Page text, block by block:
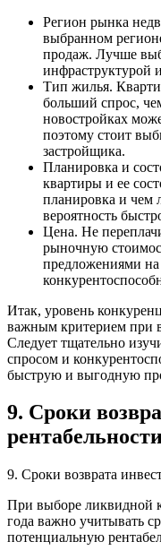
Регион рынка
выбранном
продаж. Лучше
инфраструктурой
Тип жилья.
больший спрос,
новостройках
поэтому стоит
застройщика.
Планировка и
квартиры и ее
планировка и чем
вероятность
Цена. Не
рыночную
предложениями
Итак, уровень
важным критерием при
Следует тщательно
спросом и
быструю и выгодную
9. Сроки
9. Сроки возврата
При выборе ликвидной
года важно учитывать
потенциальную